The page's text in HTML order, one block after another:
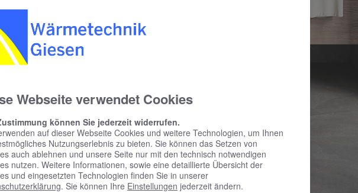
Webseite verwendet Cookies
können Sie jederzeit widerrufen.
auf dieser Webseite Cookies und weitere Technologien, um Ihnen
Nutzungserlebnis zu bieten. Sie können das Setzen von
auch ablehnen und unsere Seite nur mit den technisch notwendigen
nutzen. Weitere Informationen, sowie eine detaillierte Übersicht der
und eingesetzten Technologien finden Sie in unserer
. Sie können Ihre Einstellungen jederzeit ändern.